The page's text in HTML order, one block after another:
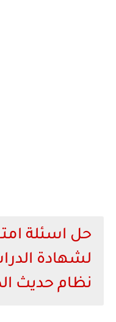
حل اسئلة
لشهادة
نظام حديث